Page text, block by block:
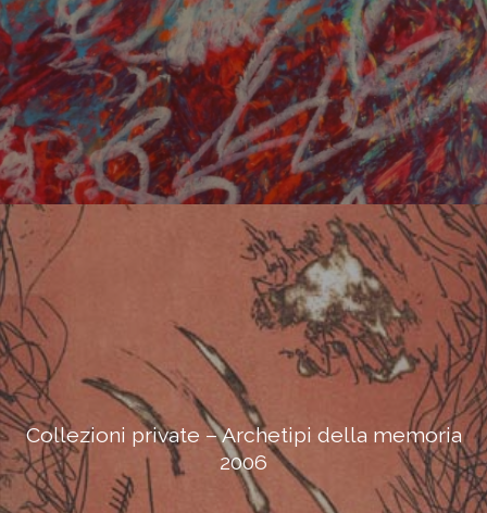
Collezioni private – Archetipi della memoria
2006